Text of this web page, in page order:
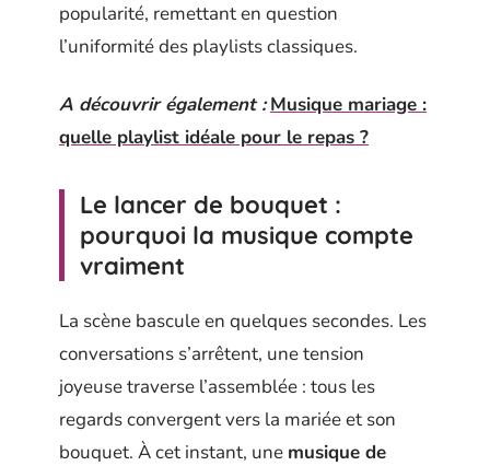
popularité, remettant en question
l’uniformité des playlists classiques.
A découvrir également : Musique mariage :
quelle playlist idéale pour le repas ?
Le lancer de bouquet :
pourquoi la musique compte
vraiment
La scène bascule en quelques secondes. Les
conversations s’arrêtent, une tension
joyeuse traverse l’assemblée : tous les
regards convergent vers la mariée et son
bouquet. À cet instant, une musique de